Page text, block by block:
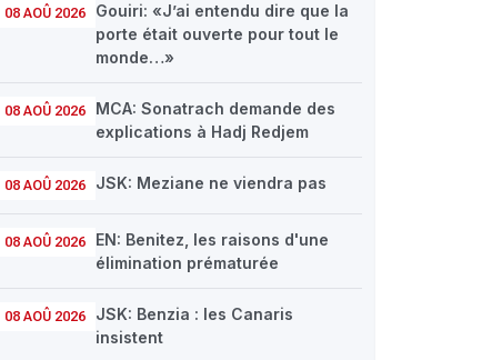
08 AOÛ 2026
Gouiri: «J’ai entendu dire que la
porte était ouverte pour tout le
monde…»
08 AOÛ 2026
MCA: Sonatrach demande des
explications à Hadj Redjem
08 AOÛ 2026 JSK: Meziane ne viendra pas
08 AOÛ 2026
EN: Benitez, les raisons d'une
élimination prématurée
08 AOÛ 2026
JSK: Benzia : les Canaris
insistent